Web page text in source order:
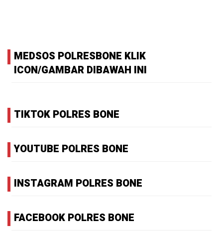
MEDSOS POLRESBONE KLIK
ICON/GAMBAR DIBAWAH INI
TIKTOK POLRES BONE
YOUTUBE POLRES BONE
INSTAGRAM POLRES BONE
FACEBOOK POLRES BONE